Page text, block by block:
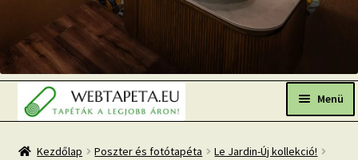
Ugrás
a
navigációhoz
Kilépés
a
tartalomba Menü
Kezdőlap Poszter és fotótapéta
Le Jardin-Új kollekció!